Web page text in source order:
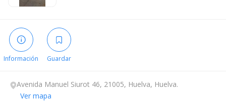
Información Guardar
Avenida Manuel Siurot 46, 21005, Huelva, Huelva.
Ver mapa